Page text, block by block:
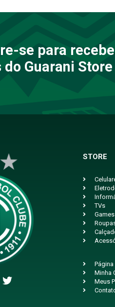
se para
Guarani Store
STORE
TVs
Games
Página
Minha
Meus